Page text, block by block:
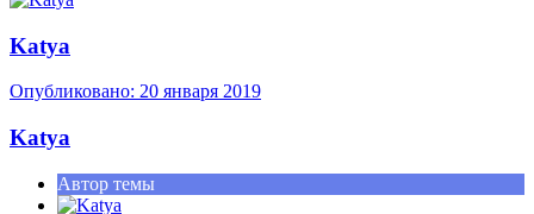
Katya
Опубликовано: 20 января 2019
Katya
Автор темы